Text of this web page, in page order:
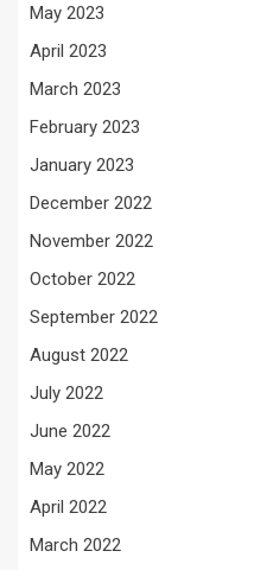
May 2023
April 2023
March 2023
February 2023
January 2023
December 2022
November 2022
October 2022
September 2022
August 2022
July 2022
June 2022
May 2022
April 2022
March 2022